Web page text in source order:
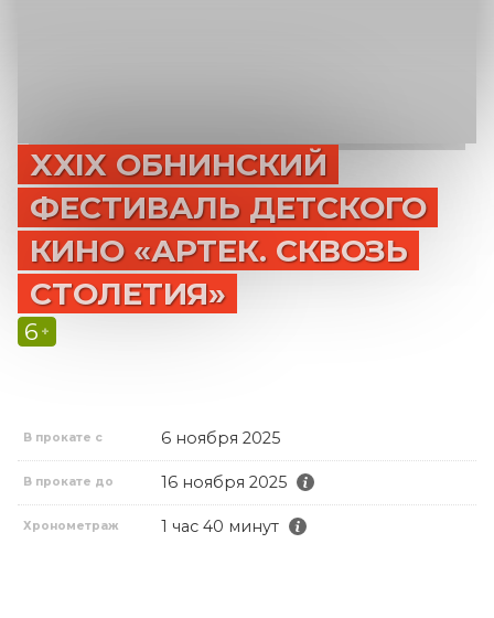
XXIX ОБНИНСКИЙ
ФЕСТИВАЛЬ ДЕТСКОГО
КИНО «АРТЕК. СКВОЗЬ
СТОЛЕТИЯ»
6 +
В прокате с 6 ноября 2025
В прокате до 16 ноября 2025
Хронометраж 1 час 40 минут